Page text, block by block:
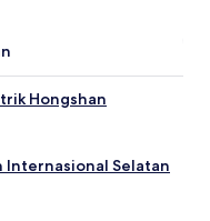
Hongshan
Internasional Selatan